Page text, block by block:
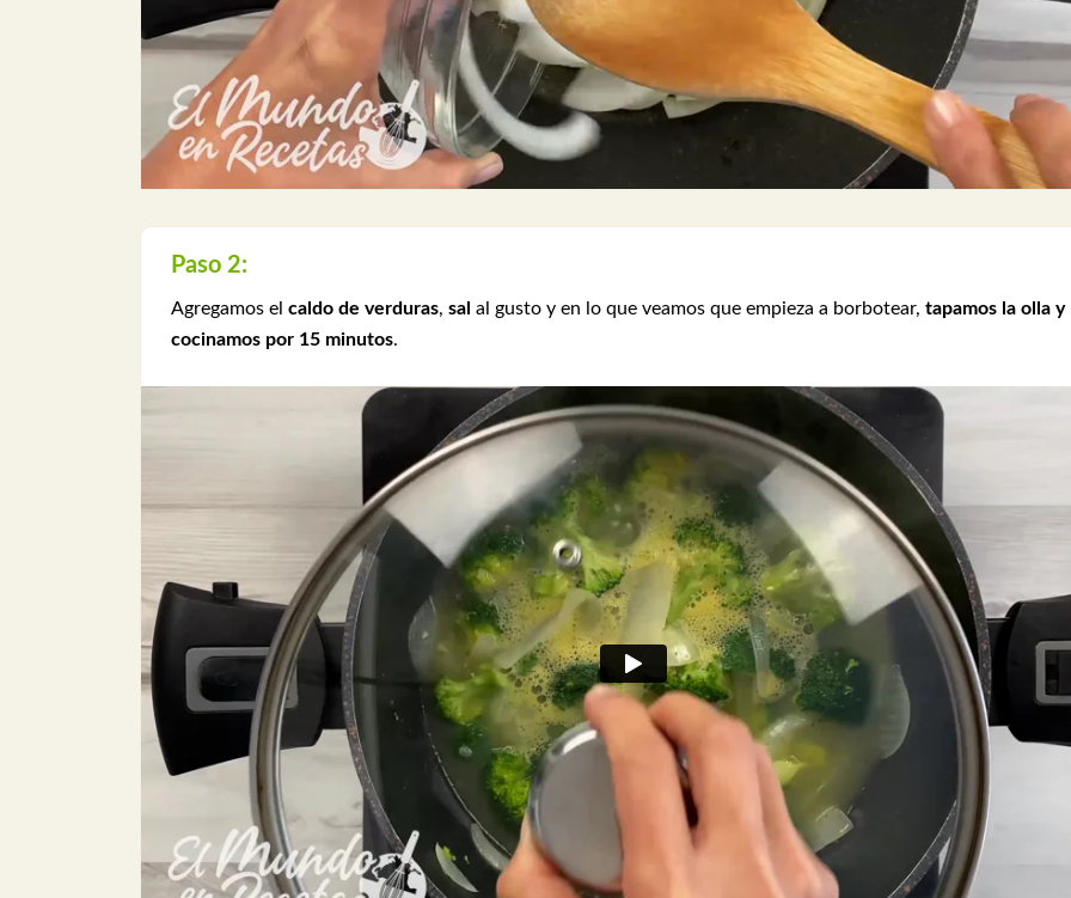
Paso 2:
Agregamos el caldo de verduras, sal al gusto y en lo que veamos que empieza a borbotear, tapamos la olla y
cocinamos por 15 minutos.